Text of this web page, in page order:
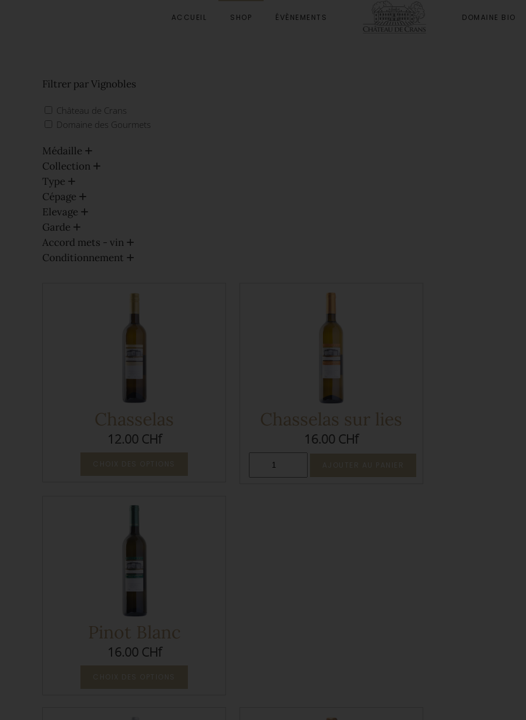
ACCUEIL SHOP ÉVÈNEMENTS DOMAINE BIO
Filtrer par Vignobles
Château de Crans
Domaine des Gourmets
Médaille
Collection
Type
Cépage
Elevage
Garde
Accord mets - vin
Conditionnement
Chasselas
12.00 CHf
Chasselas sur lies
16.00 CHf
Pinot Blanc
16.00 CHf